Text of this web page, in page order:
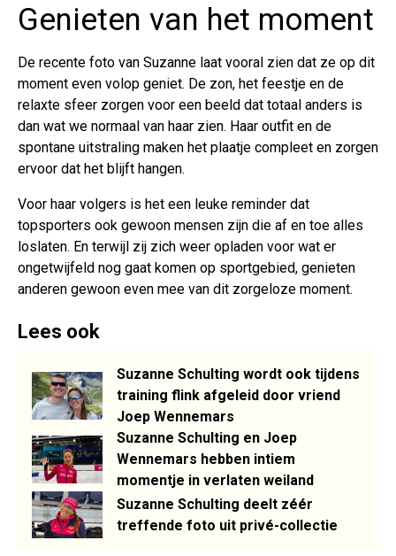
Genieten van het moment
De recente foto van Suzanne laat vooral zien dat ze op dit
moment even volop geniet. De zon, het feestje en de
relaxte sfeer zorgen voor een beeld dat totaal anders is
dan wat we normaal van haar zien. Haar outfit en de
spontane uitstraling maken het plaatje compleet en zorgen
ervoor dat het blijft hangen.
Voor haar volgers is het een leuke reminder dat
topsporters ook gewoon mensen zijn die af en toe alles
loslaten. En terwijl zij zich weer opladen voor wat er
ongetwijfeld nog gaat komen op sportgebied, genieten
anderen gewoon even mee van dit zorgeloze moment.
Lees ook
Suzanne Schulting wordt ook tijdens
training flink afgeleid door vriend
Joep Wennemars
Suzanne Schulting en Joep
Wennemars hebben intiem
momentje in verlaten weiland
Suzanne Schulting deelt zéér
treffende foto uit privé-collectie